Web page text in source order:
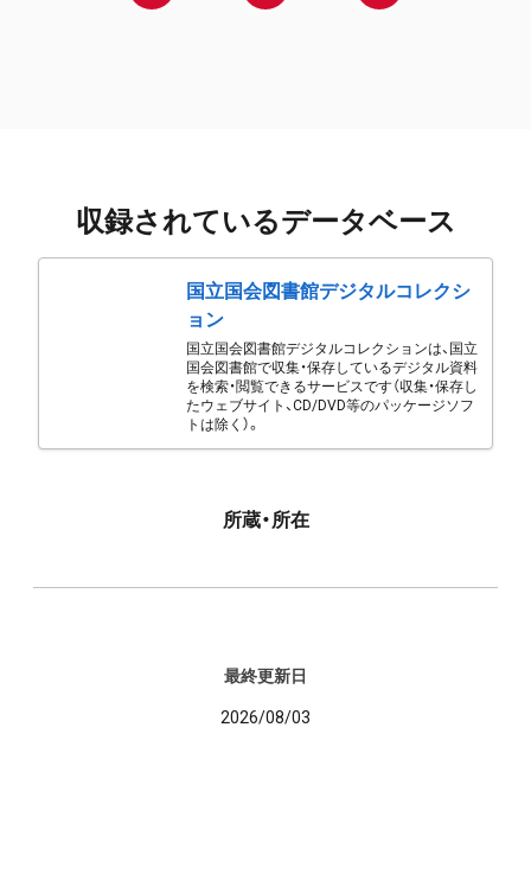
収録されているデータベース
国立国会図書館デジタルコレクシ
ョン
国立国会図書館デジタルコレクションは、国立
国会図書館で収集・保存しているデジタル資料
を検索・閲覧できるサービスです（収集・保存し
たウェブサイト、CD/DVD等のパッケージソフ
トは除く）。
所蔵・所在
最終更新日
2026/08/03